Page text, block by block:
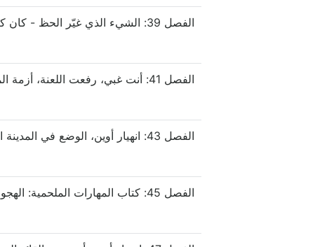
الفصل 39: الشيء الذي غيّر الحظ - كان كايل طعمًا
الفصل 41: أنت غبي، رفعت اللعنة، أزمة المدينة البيضاء
الفصل 45: كتاب المهارات الملحمية: الهجوم المضاد!